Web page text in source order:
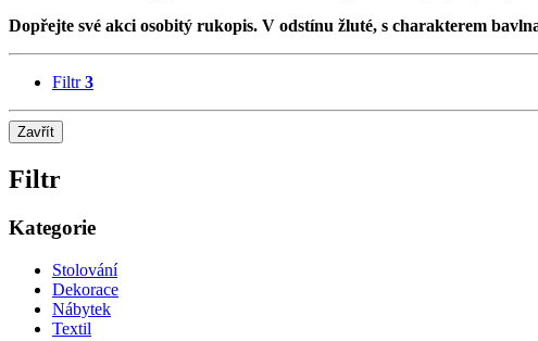
Dopřejte své akci osobitý rukopis. V odstínu žluté, s charakterem
Filtr3
Zavřít
Filtr
Kategorie
Stolování
Dekorace
Nábytek
Textil